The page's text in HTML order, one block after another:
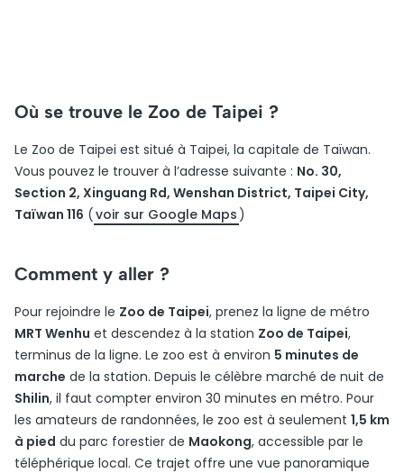
Où se trouve le Zoo de Taipei ?
Le Zoo de Taipei est situé à Taipei, la capitale de Taïwan.
Vous pouvez le trouver à l’adresse suivante : No. 30,
Section 2, Xinguang Rd, Wenshan District, Taipei City,
Taïwan 116 (voir sur Google Maps )
Comment y aller ?
Pour rejoindre le Zoo de Taipei, prenez la ligne de métro
MRT Wenhu et descendez à la station Zoo de Taipei,
terminus de la ligne. Le zoo est à environ 5 minutes de
marche de la station. Depuis le célèbre marché de nuit de
Shilin, il faut compter environ 30 minutes en métro. Pour
les amateurs de randonnées, le zoo est à seulement 1,5 km
à pied du parc forestier de Maokong, accessible par le
téléphérique local. Ce trajet offre une vue panoramique